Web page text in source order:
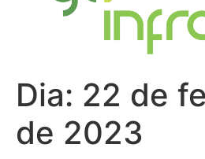
Dia: 22 de
de 2023